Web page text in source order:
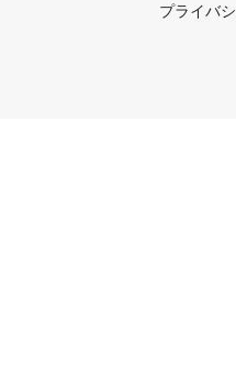
プライバ